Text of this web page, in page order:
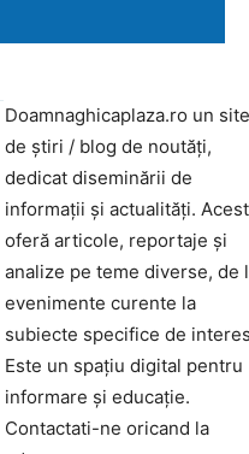
Doamnaghicaplaza.ro un site
de știri / blog de noutăți,
dedicat diseminării de
informații și actualități.
oferă articole, reportaje și
analize pe teme diverse, de
evenimente curente la
subiecte specifice de
Este un spațiu digital pentru
informare și educație.
Contactati-ne oricand la